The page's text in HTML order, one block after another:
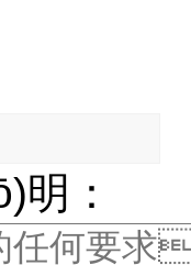
明：